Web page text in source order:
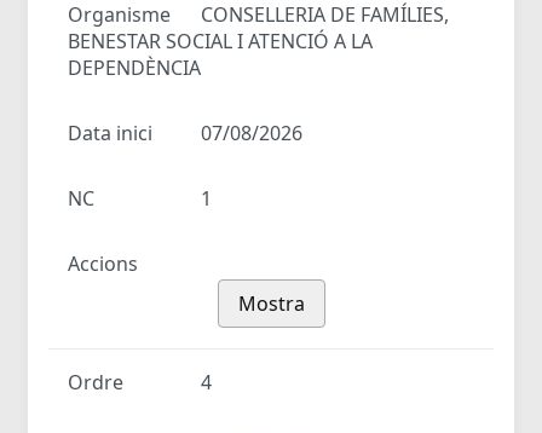
Organisme
CONSELLERIA DE FAMÍLIES,
BENESTAR SOCIAL I ATENCIÓ A LA
DEPENDÈNCIA
Data inici 07/08/2026
NC 1
Accions
Mostra
Ordre 4